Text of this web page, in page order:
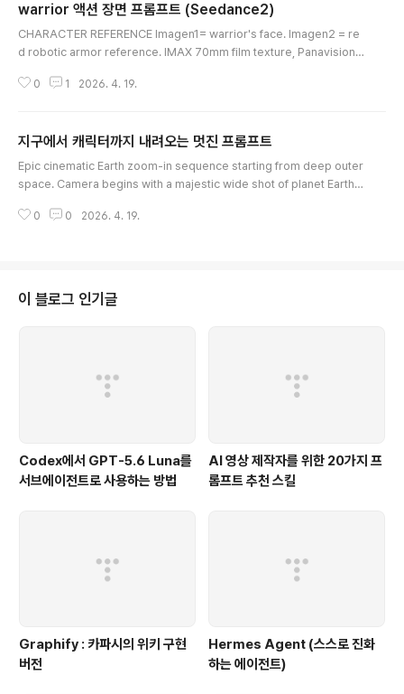
warrior 액션 장면 프롬프트 (Seedance2)
CHARACTER REFERENCE Imagen1= warrior's face. Imagen2 = re
d robotic armor reference. IMAX 70mm film texture, Panavision
F bokeh, cold teal-blue tone, red energy sword as only warm lig
old blue sidelight. ..
0 1 2026. 4. 19.
지구에서 캐릭터까지 내려오는 멋진 프롬프트
Epic cinematic Earth zoom-in sequence starting from deep outer
space. Camera begins with a majestic wide shot of planet Earth fl
rd the surface at breathtaking speed, piercing through glowing a
0 0 2026. 4. 19.
이 블로그 인기글
Codex에서 GPT-5.6 Luna를
서브에이전트로 사용하는 방법
AI 영상 제작자를 위한 20가지 프
롬프트 추천 스킬
Graphify : 카파시의 위키 구현
버전
Hermes Agent (스스로 진화
하는 에이전트)